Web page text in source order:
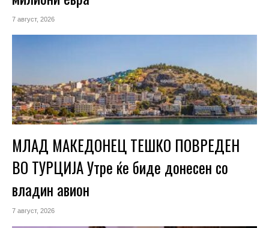
7 август, 2026
МЛАД МАКЕДОНЕЦ ТЕШКО ПОВРЕДЕН
ВО ТУРЦИЈА Утре ќе биде донесен со
владин авион
7 август, 2026